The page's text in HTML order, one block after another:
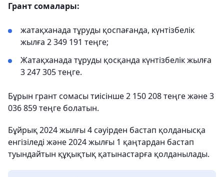
Грант сомалары:
жатақханада тұруды қоспағанда, күнтізбелік
жылға 2 349 191 теңге;
Жатақханада тұруды қосқанда күнтізбелік жылға
3 247 305 теңге.
Бұрын грант сомасы тиісінше 2 150 208 теңге және 3
036 859 теңге болатын.
Бұйрық 2024 жылғы 4 сәуірден бастап қолданысқа
енгізіледі және 2024 жылғы 1 қаңтардан бастап
туындайтын құқықтық қатынастарға қолданылады.